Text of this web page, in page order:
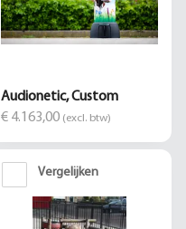
Audionetic, Custom
€ 4.163,00 (excl. btw)
Vergelijken